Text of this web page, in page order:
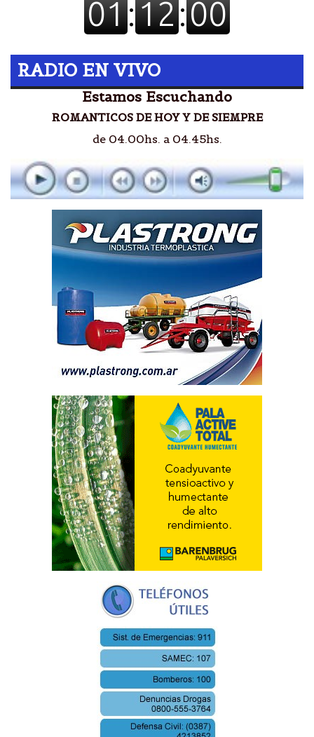
RADIO EN VIVO
Estamos Escuchando
ROMANTICOS DE HOY Y DE SIEMPRE
de 04.00hs. a 04.45hs.